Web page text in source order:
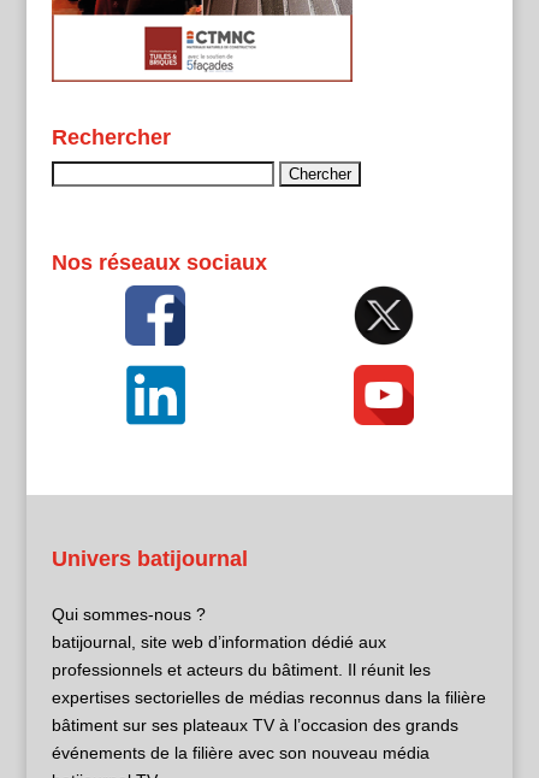
Rechercher
Nos réseaux sociaux
Univers batijournal
Qui sommes-nous ?
batijournal, site web d’information dédié aux
professionnels et acteurs du bâtiment. Il réunit les
expertises sectorielles de médias reconnus dans la filière
bâtiment sur ses plateaux TV à l’occasion des grands
événements de la filière avec son nouveau média